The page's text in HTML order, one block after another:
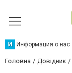
И Информация о нас
Головна Довідник